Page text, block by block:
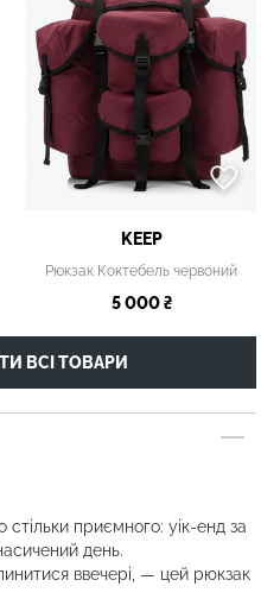
KEEP
Рюкзак Коктебель червоний
5 000 ₴
ВСІ ТОВАРИ
приємного: уік-енд за
день.
ввечері, — цей рюкзак